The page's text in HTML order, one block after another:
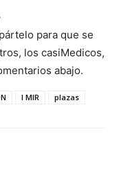
para que se
los casiMedicos,
abajo.
l MIR plazas